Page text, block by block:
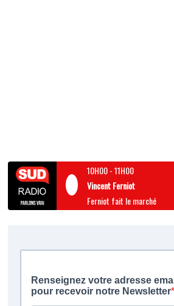
10H00-11H00
Vincent Ferniot
Ferniot fait le marché